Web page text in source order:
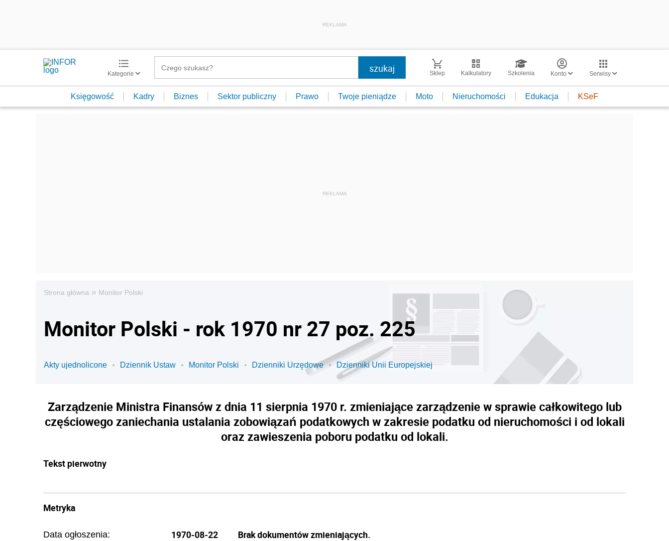
REKLAMA
Kategorie Sklep Kalkulatory Szkolenia Konto Serwisy
Księgowość Kadry Biznes Sektor publiczny Prawo Twoje pieniądze Moto Nieruchomości Edukacja KSeF
Strona główna » Monitor Polski
Monitor Polski - rok 1970 nr 27 poz. 225
Akty ujednolicone Dziennik Ustaw Monitor Polski Dzienniki Urzędowe Dzienniki Unii Europejskiej
Zarządzenie Ministra Finansów z dnia 11 sierpnia 1970 r. zmieniające zarządzenie w sprawie całkowitego lub
częściowego zaniechania ustalania zobowiązań podatkowych w zakresie podatku od nieruchomości i od lokali
oraz zawieszenia poboru podatku od lokali.
Tekst pierwotny
Metryka
Data ogłoszenia: 1970-08-22
Brak dokumentów zmieniających.